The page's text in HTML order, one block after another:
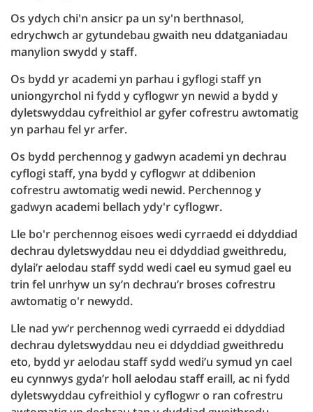
Os ydych chi'n ansicr pa un sy'n berthnasol,
edrychwch ar gytundebau gwaith neu ddatganiadau
manylion swydd y staff.
Os bydd yr academi yn parhau i gyflogi staff yn
uniongyrchol ni fydd y cyflogwr yn newid a bydd y
dyletswyddau cyfreithiol ar gyfer cofrestru awtomatig
yn parhau fel yr arfer.
Os bydd perchennog y gadwyn academi yn dechrau
cyflogi staff, yna bydd y cyflogwr at ddibenion
cofrestru awtomatig wedi newid. Perchennog y
gadwyn academi bellach ydy'r cyflogwr.
Lle bo'r perchennog eisoes wedi cyrraedd ei ddyddiad
dechrau dyletswyddau neu ei ddyddiad gweithredu,
dylai’r aelodau staff sydd wedi cael eu symud gael eu
trin fel unrhyw un sy’n dechrau’r broses cofrestru
awtomatig o'r newydd.
Lle nad yw’r perchennog wedi cyrraedd ei ddyddiad
dechrau dyletswyddau neu ei ddyddiad gweithredu
eto, bydd yr aelodau staff sydd wedi’u symud yn cael
eu cynnwys gyda’r holl aelodau staff eraill, ac ni fydd
dyletswyddau cyfreithiol y cyflogwr o ran cofrestru